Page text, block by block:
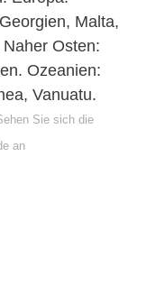
Malta,
Osten:
Ozeanien:
Vanuatu.
Sie sich die
an